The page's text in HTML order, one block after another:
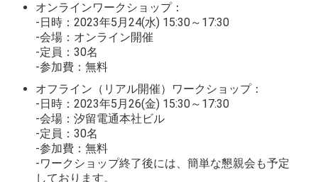
オンラインワークショップ：
-日時：2023年5月24(水) 15:30～17:30
-会場：オンライン開催
-定員：30名
-参加費：無料
オフライン（リアル開催）ワークショップ：
-日時：2023年5月26(金) 15:30～17:30
-会場：汐留電通本社ビル
-定員：30名
-参加費：無料
-ワークショップ終了後には、簡単な懇親会も予定
しております。